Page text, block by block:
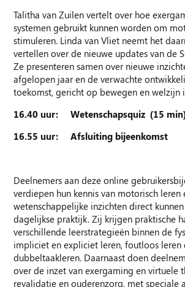
Talitha van Zuilen vertelt over hoe
systemen gebruikt kunnen worden om
stimuleren. Linda van Vliet neemt het
vertellen over de nieuwe updates van de
Ze presenteren samen over nieuwe
afgelopen jaar en de verwachte
toekomst, gericht op bewegen en welzijn
16.40 uur: Wetenschapsquiz (15
16.55 uur: Afsluiting bijeenkomst
Deelnemers aan deze online
verdiepen hun kennis van motorisch leren
wetenschappelijke inzichten direct
dagelijkse praktijk. Zij krijgen praktische
verschillende leerstrategieën binnen de
impliciet en expliciet leren, foutloos leren
dubbeltaakleren. Daarnaast doen
over de inzet van exergaming en virtuele
revalidatie en ouderenzorg, met speciale